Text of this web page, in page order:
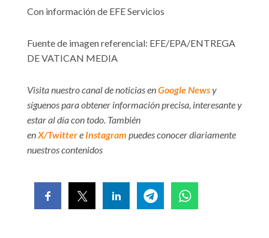
Con información de EFE Servicios
Fuente de imagen referencial: EFE/EPA/ENTREGA
DE VATICAN MEDIA
Visita nuestro canal de noticias enGoogle Newsy
síguenos para obtener información precisa, interesante y
estar al día con todo. También
enX/Twittere Instagram puedes conocer diariamente
nuestros contenidos